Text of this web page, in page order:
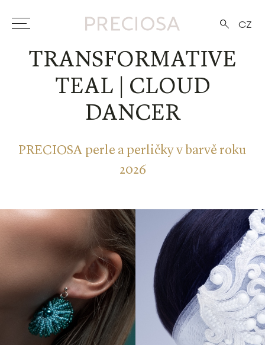
CZ
TRANSFORMATIVE
TEAL | CLOUD
DANCER
PRECIOSA perle a perličky v barvě roku
2026